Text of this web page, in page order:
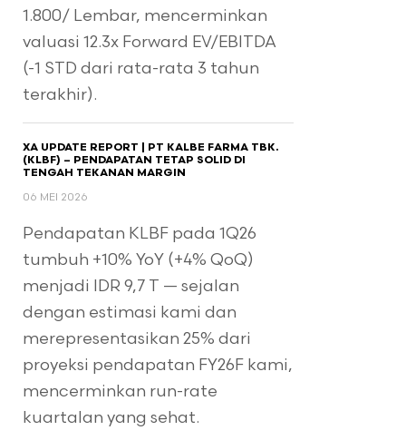
1.800/ Lembar, mencerminkan
valuasi 12.3x Forward EV/EBITDA
(-1 STD dari rata-rata 3 tahun
terakhir).
XA UPDATE REPORT | PT KALBE FARMA TBK.
(KLBF) – PENDAPATAN TETAP SOLID DI
TENGAH TEKANAN MARGIN
06 MEI 2026
Pendapatan KLBF pada 1Q26
tumbuh +10% YoY (+4% QoQ)
menjadi IDR 9,7 T — sejalan
dengan estimasi kami dan
merepresentasikan 25% dari
proyeksi pendapatan FY26F kami,
mencerminkan run-rate
kuartalan yang sehat.